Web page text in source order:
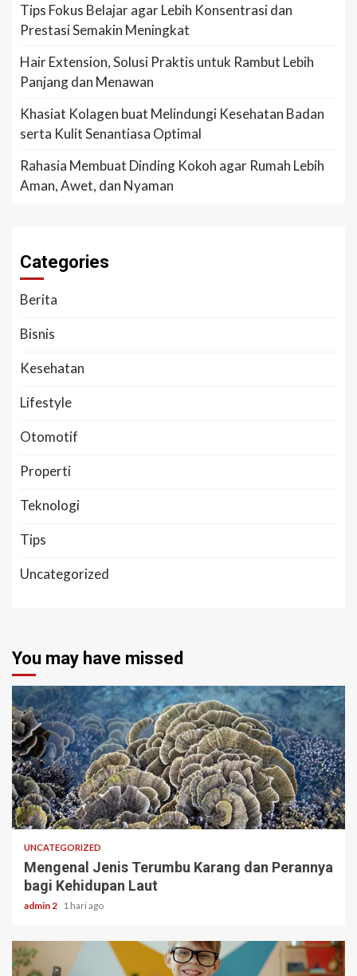
Tips Fokus Belajar agar Lebih Konsentrasi dan
Prestasi Semakin Meningkat
Hair Extension, Solusi Praktis untuk Rambut Lebih
Panjang dan Menawan
Khasiat Kolagen buat Melindungi Kesehatan Badan
serta Kulit Senantiasa Optimal
Rahasia Membuat Dinding Kokoh agar Rumah Lebih
Aman, Awet, dan Nyaman
Categories
Berita
Bisnis
Kesehatan
Lifestyle
Otomotif
Properti
Teknologi
Tips
Uncategorized
You may have missed
3 min read
UNCATEGORIZED
Mengenal Jenis Terumbu Karang dan Perannya
bagi Kehidupan Laut
admin 2 1 hari ago